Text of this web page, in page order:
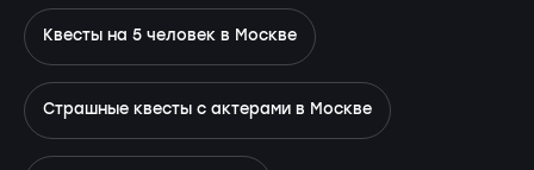
Квесты на 5 человек в Москве
Страшные квесты с актерами в Москве